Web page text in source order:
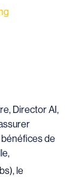
Director AI,
de
le